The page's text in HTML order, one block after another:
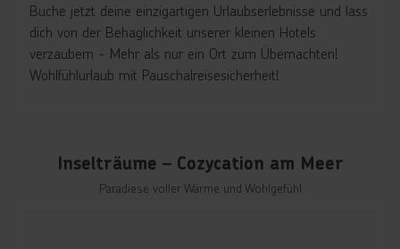
Buche jetzt deine einzigartigen Urlaubserlebnisse und lass
dich von der Behaglichkeit unserer kleinen Hotels
verzaubern - Mehr als nur ein Ort zum Übernachten!
Wohlfühlurlaub mit Pauschalreisesicherheit!
Inselträume – Cozycation am Meer
Paradiese voller Wärme und Wohlgefühl